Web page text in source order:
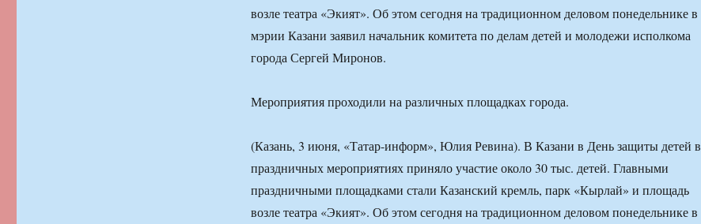
возле театра «Экият». Об этом сегодня на традиционном деловом понедельнике в
мэрии Казани заявил начальник комитета по делам детей и молодежи исполкома
города Сергей Миронов.
Мероприятия проходили на различных площадках города.
(Казань, 3 июня, «Татар-информ», Юлия Ревина). В Казани в День защиты детей в
праздничных мероприятиях приняло участие около 30 тыс. детей. Главными
праздничными площадками стали Казанский кремль, парк «Кырлай» и площадь
возле театра «Экият». Об этом сегодня на традиционном деловом понедельнике в